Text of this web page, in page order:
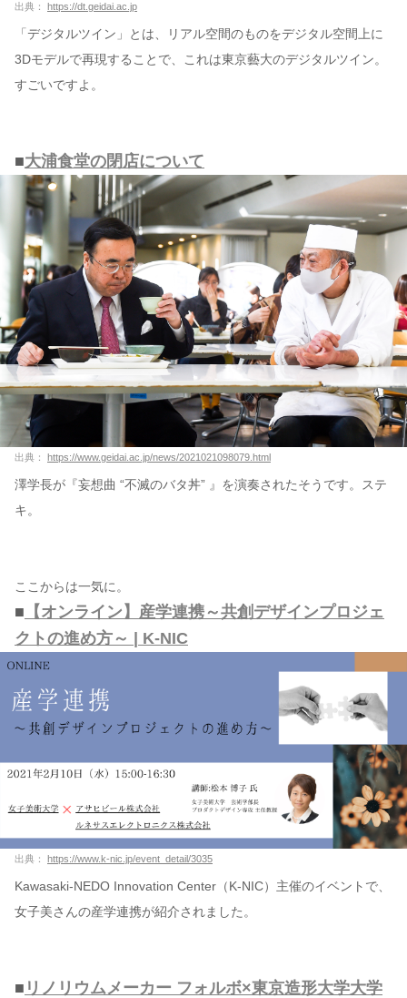
出典： https://dt.geidai.ac.jp
「デジタルツイン」とは、リアル空間のものをデジタル空間上に
3Dモデルで再現することで、これは東京藝大のデジタルツイン。
すごいですよ。
■大浦食堂の閉店について
出典： https://www.geidai.ac.jp/news/2021021098079.html
澤学長が『妄想曲 “不滅のバタ丼” 』を演奏されたそうです。ステ
キ。
ここからは一気に。
■ 【オンライン】産学連携～共創デザインプロジェ
クトの進め方～ | K-NIC
出典： https://www.k-nic.jp/event_detail/3035
Kawasaki-NEDO Innovation Center（K-NIC）主催のイベントで、
女子美さんの産学連携が紹介されました。
■ リノリウムメーカー フォルボ×東京造形大学大学